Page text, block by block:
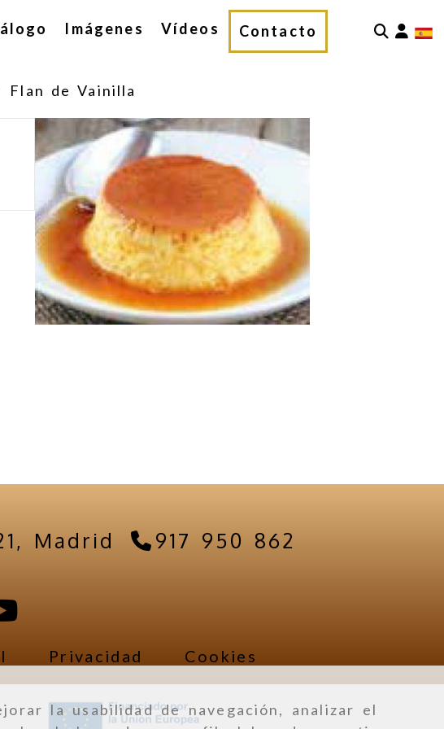
la usabilidad de navegación, analizar el
Imágenes Vídeos Contacto
Flan de Vainilla
Madrid 917 950 862
Privacidad Cookies